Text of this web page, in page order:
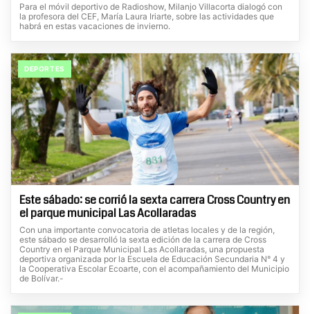
Para el móvil deportivo de Radioshow, Milanjo Villacorta dialogó con
la profesora del CEF, María Laura Iriarte, sobre las actividades que
habrá en estas vacaciones de invierno.
DEPORTES
Este sábado: se corrió la sexta carrera Cross Country en
el parque municipal Las Acollaradas
Con una importante convocatoria de atletas locales y de la región,
este sábado se desarrolló la sexta edición de la carrera de Cross
Country en el Parque Municipal Las Acollaradas, una propuesta
deportiva organizada por la Escuela de Educación Secundaria N° 4 y
la Cooperativa Escolar Ecoarte, con el acompañamiento del Municipio
de Bolívar.-